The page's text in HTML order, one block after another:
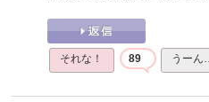
それな！ 89 うーん…